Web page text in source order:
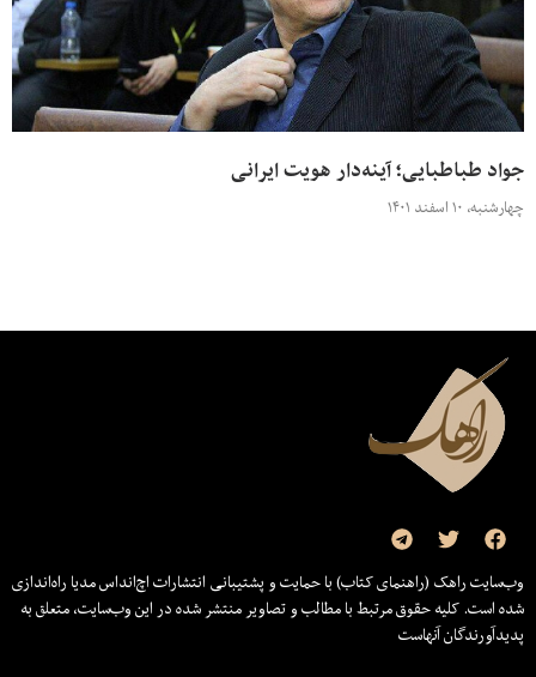
جواد طباطبایی؛ آینه‌دار هویت ایرانی
چهارشنبه، ۱۰ اسفند ۱۴۰۱
وب‌سایت راهک (راهنمای کتاب) با حمایت و پشتیبانی انتشارات اچ‌اند‌اس مدیا راه‌اندازی
شده است. کلیه حقوق مرتبط با مطالب و تصاویر منتشر شده در این وب‌سایت، متعلق به
پدیدآورندگان آنهاست